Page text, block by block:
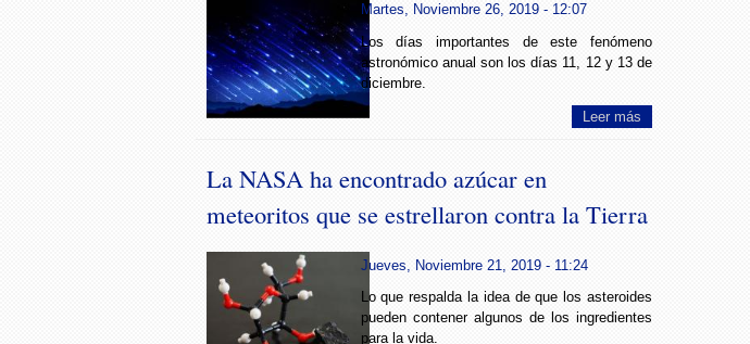
Martes, Noviembre 26, 2019 - 12:07
Los días importantes de este fenómeno
astronómico anual son los días 11, 12 y 13 de
diciembre.
Leer más
La NASA ha encontrado azúcar en
meteoritos que se estrellaron contra la Tierra
Jueves, Noviembre 21, 2019 - 11:24
Lo que respalda la idea de que los asteroides
pueden contener algunos de los ingredientes
para la vida.